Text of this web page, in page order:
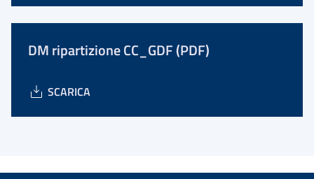
DM ripartizione CC_GDF (PDF)
SCARICA